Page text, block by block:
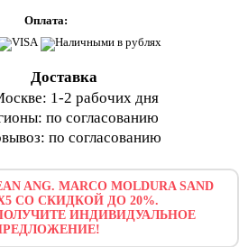
Оплата:
Доставка
1-2 рабочих дня
по согласованию
по согласованию
ANG. MARCO MOLDURA SAND
СО СКИДКОЙ ДО 20%.
ИНДИВИДУАЛЬНОЕ